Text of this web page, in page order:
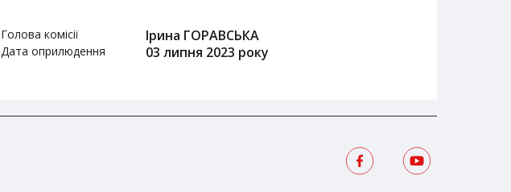
Голова комісії Ірина ГОРАВСЬКА
Дата оприлюдення 03 липня 2023 року